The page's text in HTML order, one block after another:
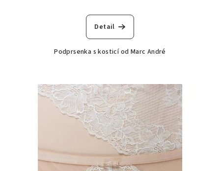
Detail
Podprsenka s kosticí od Marc André